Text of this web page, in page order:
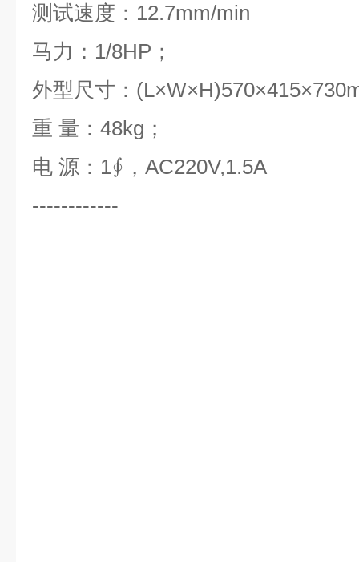
测试速度：12.7mm/min
马力：1/8HP；
外型尺寸：
重 量：48kg；
电 源：1∮，AC220V,1.5A
------------